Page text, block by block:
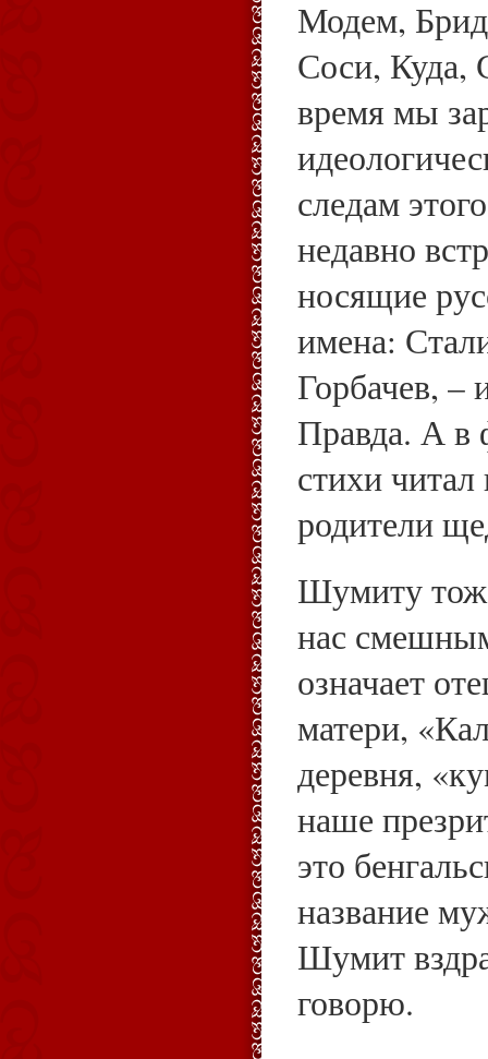
Модем,
Соси, Куда,
время мы
следам
недавно
носящие
имена:
Горбачев, –
Правда. А в
стихи читал
родители
Шумиту
нас
означает
матери,
деревня,
наше
это
название
Шумит
говорю.